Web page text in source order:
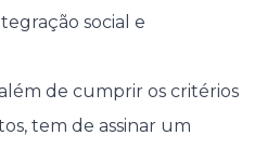
social e
de cumprir os critérios
tem de assinar um